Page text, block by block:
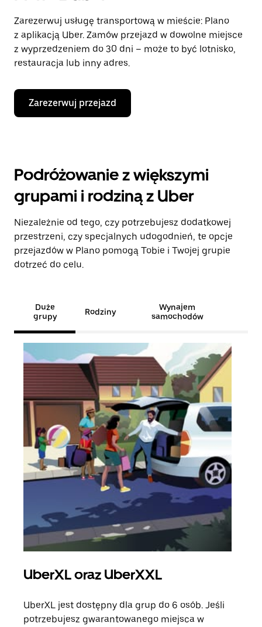
Zarezerwuj usługę transportową w mieście: Plano
z aplikacją Uber. Zamów przejazd w dowolne miejsce
z wyprzedzeniem do 30 dni – może to być lotnisko,
restauracja lub inny adres.
Zarezerwuj przejazd
Podróżowanie z większymi
grupami i rodziną z Uber
Niezależnie od tego, czy potrzebujesz dodatkowej
przestrzeni, czy specjalnych udogodnień, te opcje
przejazdów w Plano pomogą Tobie i Twojej grupie
dotrzeć do celu.
Duże
grupy
Rodziny
Wynajem
samochodów
UberXL oraz UberXXL
UberXL jest dostępny dla grup do 6 osób. Jeśli
potrzebujesz gwarantowanego miejsca w